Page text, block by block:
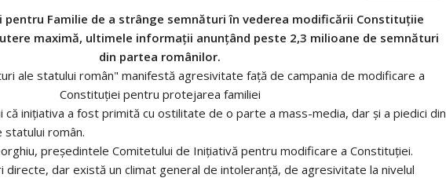
pentru Familie de a strânge semnături în vederea modificării Constituțiie
maximă, ultimele informații anunțând peste 2,3 milioane de semnături
din partea românilor.
că inițiativa a fost primită cu ostilitate de o parte a mass-media, dar și a piedici din
român.
președintele Comitetului de Inițiativă pentru modificare a Constituției.
directe, dar există un climat general de intoleranță, de agresivitate la nivelul